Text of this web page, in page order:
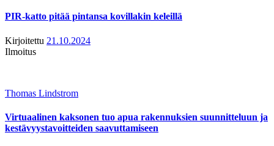
PIR-katto pitää pintansa kovillakin keleillä
Kirjoitettu 21.10.2024
Ilmoitus
Thomas Lindstrom
Virtuaalinen kaksonen tuo apua rakennuksien suunnitteluun ja
kestävyystavoitteiden saavuttamiseen